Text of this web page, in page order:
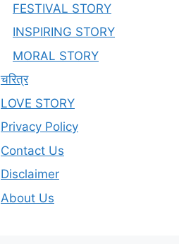
FESTIVAL STORY
INSPIRING STORY
MORAL STORY
चरित्र
LOVE STORY
Privacy Policy
Contact Us
Disclaimer
About Us